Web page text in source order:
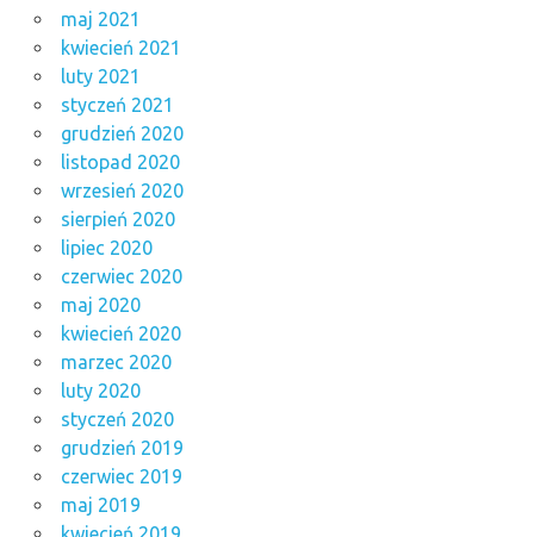
maj 2021
kwiecień 2021
luty 2021
styczeń 2021
grudzień 2020
listopad 2020
wrzesień 2020
sierpień 2020
lipiec 2020
czerwiec 2020
maj 2020
kwiecień 2020
marzec 2020
luty 2020
styczeń 2020
grudzień 2019
czerwiec 2019
maj 2019